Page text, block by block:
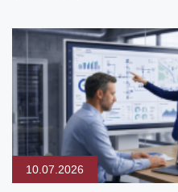
10.07.2026